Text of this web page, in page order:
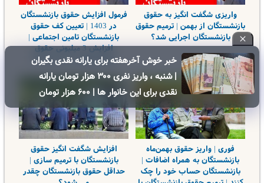
واریزی شگفت انگیز به حقوق
بازنشستگان از بهمن | ترمیم حقوق
بازنشستگان اجرایی شد؟
فرمول افزایش حقوق بازنشستگان
در 1403 | تعیین کف حقوق
بازنشستگان تامین اجتماعی |
افزایش 3 میلیونی حقوق
بازنشستگان در راه است؟
فوری | واریز حقوق بهمن‌ماه
بازنشستگان به همراه اضافات |
بازنشستگان حساب خود را چک
افزایش شگفت انگیز حقوق
بازنشستگان با ترمیم سازی |
حداقل حقوق بازنشستگان چقدر
خبر خوش آخرهفته برای یارانه نقدی بگیران
| شنبه ، واریز نفری ۳۰۰ هزار تومان یارانه
نقدی برای این خانوار ها | ۶۰۰ هزار تومان
کالابرگ برای خانوارهای دارای فرزند